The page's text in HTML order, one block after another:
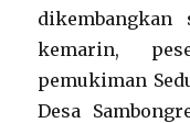
dikembangkan
kemarin,
pemukiman
Desa